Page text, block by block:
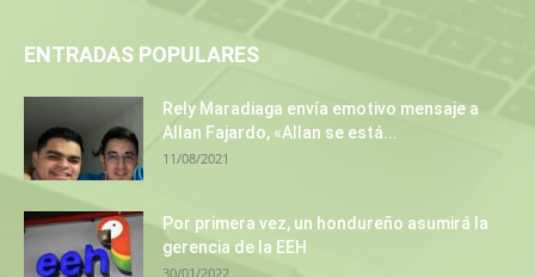
ENTRADAS POPULARES
Rely Maradiaga envía emotivo mensaje a
Allan Fajardo, «Allan se está...
11/08/2021
Por primera vez, un hondureño asumirá la
gerencia de la EEH
30/01/2022